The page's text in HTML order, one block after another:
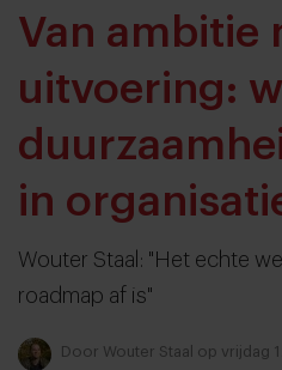
Van ambitie
uitvoering:
in
Wouter Staal: "Het echte
roadmap af is"
Door Wouter Staal op vrijdag